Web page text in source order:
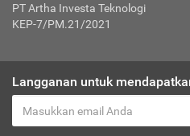
PT Artha Investa Teknologi
KEP-7/PM.21/2021
Langganan untuk